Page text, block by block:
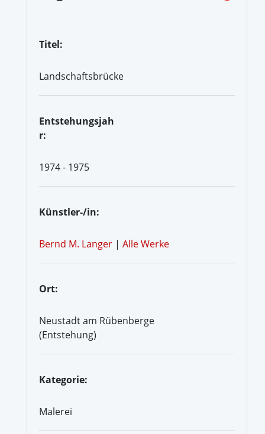
Titel:
Landschaftsbrücke
Entstehungsjah
r:
1974 - 1975
Künstler-/in:
Bernd M. Langer | Alle Werke
Ort:
Neustadt am Rübenberge
(Entstehung)
Kategorie:
Malerei